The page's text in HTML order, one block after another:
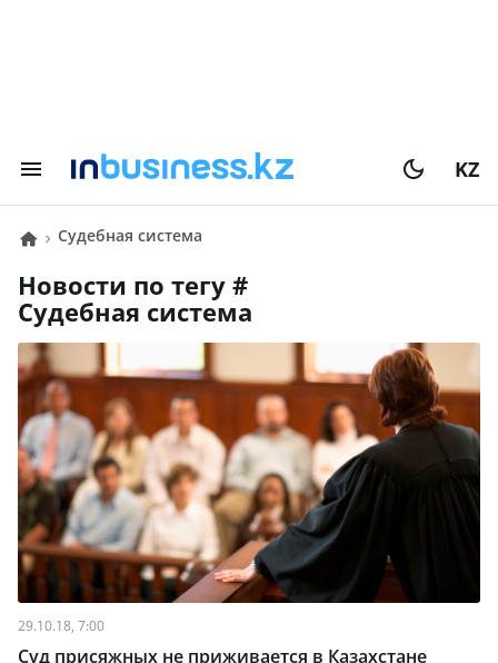
KZ
Судебная система
Новости по тегу #
Судебная система
29.10.18, 7:00
Суд присяжных не приживается в Казахстане